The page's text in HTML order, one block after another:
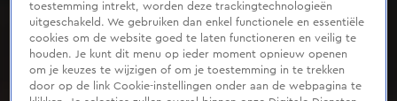
toestemming intrekt, worden deze trackingtechnologieën
uitgeschakeld. We gebruiken dan enkel functionele en essentiële
cookies om de website goed te laten functioneren en veilig te
houden. Je kunt dit menu op ieder moment opnieuw openen
om je keuzes te wijzigen of om je toestemming in te trekken
door op de link Cookie-instellingen onder aan de webpagina te